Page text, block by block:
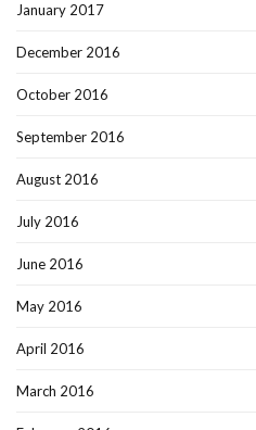
January 2017
December 2016
October 2016
September 2016
August 2016
July 2016
June 2016
May 2016
April 2016
March 2016